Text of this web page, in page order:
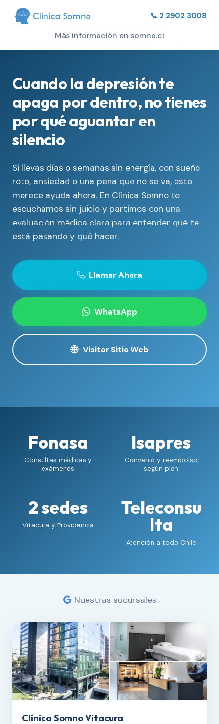
📞 2 2902 3008
Más información en somno.cl
Cuando la depresión te
apaga por dentro, no tienes
por qué aguantar en
silencio
Si llevas días o semanas sin energía, con sueño
roto, ansiedad o una pena que no se va, esto
merece ayuda ahora. En Clínica Somno te
escuchamos sin juicio y partimos con una
evaluación médica clara para entender qué te
está pasando y qué hacer.
Llamar Ahora
WhatsApp
Visitar Sitio Web
Fonasa
Consultas médicas y
exámenes
Isapres
Convenio y reembolso
según plan
2 sedes
Vitacura y Providencia
Teleconsu
lta
Atención a todo Chile
Nuestras sucursales
Clínica Somno Vitacura